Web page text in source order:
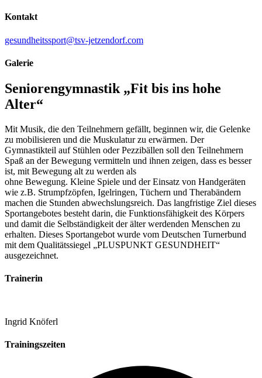
Kontakt
gesundheitssport@tsv-jetzendorf.com
Galerie
Seniorengymnastik „Fit bis ins hohe
Alter“
Mit Musik, die den Teilnehmern gefällt, beginnen wir, die Gelenke
zu mobilisieren und die Muskulatur zu erwärmen. Der
Gymnastikteil auf Stühlen oder Pezzibällen soll den Teilnehmern
Spaß an der Bewegung vermitteln und ihnen zeigen, dass es besser
ist, mit Bewegung alt zu werden als
ohne Bewegung. Kleine Spiele und der Einsatz von Handgeräten
wie z.B. Strumpfzöpfen, Igelringen, Tüchern und Therabändern
machen die Stunden abwechslungsreich. Das langfristige Ziel dieses
Sportangebotes besteht darin, die Funktionsfähigkeit des Körpers
und damit die Selbständigkeit der älter werdenden Menschen zu
erhalten. Dieses Sportangebot wurde vom Deutschen Turnerbund
mit dem Qualitätssiegel „PLUSPUNKT GESUNDHEIT“
ausgezeichnet.
Trainerin
Ingrid Knöferl
Trainingszeiten